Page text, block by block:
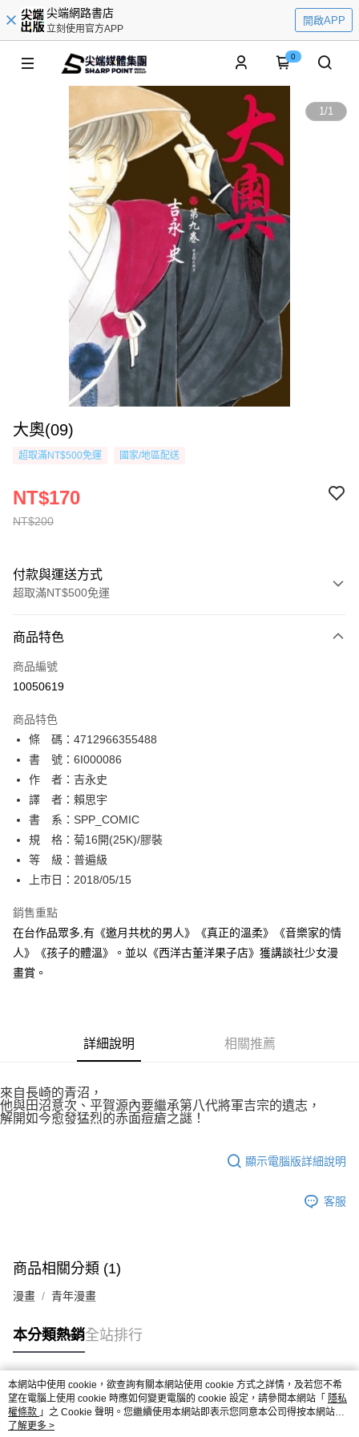
尖端網路書店
立刻使用官方APP
開啟APP
0
1/1
大奧(09)
超取滿NT$500免運 國家/地區配送
NT$200
NT$170
付款與運送方式
超取滿NT$500免運
信用卡一次付款
超商取貨付款
相關說明
【關於「AFTEE先享後付」】
AFTEE先享後付是「在收到商品之後才付款」的支付方式。 讓您購物簡單
便利好安心！
１．簡單：不需註冊會員、不需綁卡、不需儲值。
２．便利：只要手機號碼，簡訊認證，即可結帳。
３．安心：先確認商品／服務後，再付款。
【「AFTEE先享後付」結帳流程】
１．於結帳方式選擇「AFTEE先享後付」後，將跳轉至「AFTEE先享後付」
結帳頁面，進行簡訊認證並確認金額後，即可完成結帳。
２．訂單成立數日內，您將收到繳費通知簡訊。
ATM／網路銀行／等多元方式進行付款，方視為交易完成。
※ 請注意：結帳手續完成當下不需立刻繳費，但若您需要取消訂單，請聯絡
購買商品的店家。未經商家同意取消之訂單仍視為有效，需透過AFTEE先享
後付繳納相關費用。
※ 交易是否成功請以「AFTEE先享後付 」之結帳頁面顯示為準，若有關於
１．透過由恩沛科技股份有限公司提供之「AFTEE先享後付」服務完成之交
易，需依本服務之必要範圍內提供個人資料，並將交易相關給付款項請求債
２．關於個人資料處理事宜，請瀏覽以下網址：
https://aftee.tw/terms/#terms3
３．未成年的使用者請事先徵得法定代理人或監護人之同意方可使用
４．使用「AFTEE先享後付」時，將依據個別帳號之用戶狀況，依本公司即
５．嚴禁一人註冊多個帳號或使用他人資訊註冊。若發現惡意使用之情形，
ATM付款
運送方式
全家取貨付款
每筆NT$80，滿NT$500(含以上)免運費
付款後全家取貨
每筆NT$80，滿NT$500(含以上)免運費
付款後萊爾富取貨
每筆NT$80，滿NT$500(含以上)免運費
每筆NT$80，滿NT$500(含以上)免運費
商品特色
商品編號
10050619
商品特色
條 碼：4712966355488
書 號：6I000086
作 者：吉永史
譯 者：賴思宇
書 系：SPP_COMIC
規 格：菊16開(25K)/膠裝
等 級：普遍級
上市日：2018/05/15
銷售重點
在台作品眾多,有《邀月共枕的男人》《真正的溫柔》《音樂家的情
人》《孩子的體溫》。並以《西洋古董洋果子店》獲講談社少女漫
畫賞。
詳細說明 相關推薦
來自長崎的青沼，
他與田沼意次、平賀源內要繼承第八代將軍吉宗的遺志，
解開如今愈發猛烈的赤面痘瘡之謎！
顯示電腦版詳細說明
客服
商品相關分類 (1)
漫畫 青年漫畫
本分類熱銷全站排行
熱門標籤
本網站中使用 cookie，欲查詢有關本網站使用 cookie 方式之詳情，及若您不希
望在電腦上使用 cookie 時應如何變更電腦的 cookie 設定，請參閱本網站「 隱私
權條款 」之 Cookie 聲明。您繼續使用本網站即表示您同意本公司得按本網站使
用條款之 Cookie 聲明使用 cookie。
了解更多 >